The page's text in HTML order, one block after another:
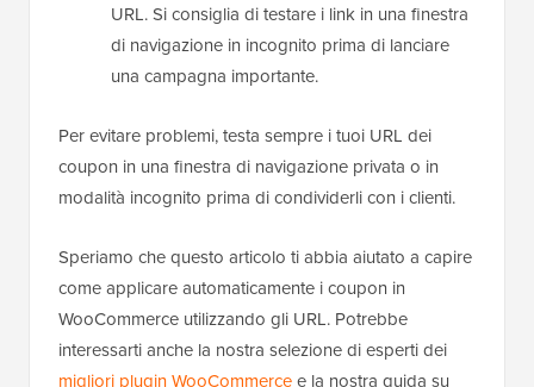
URL. Si consiglia di testare i link in una finestra
di navigazione in incognito prima di lanciare
una campagna importante.
Per evitare problemi, testa sempre i tuoi URL dei
coupon in una finestra di navigazione privata o in
modalità incognito prima di condividerli con i clienti.
Speriamo che questo articolo ti abbia aiutato a capire
come applicare automaticamente i coupon in
WooCommerce utilizzando gli URL. Potrebbe
interessarti anche la nostra selezione di esperti dei
migliori plugin WooCommercee la nostra guida su